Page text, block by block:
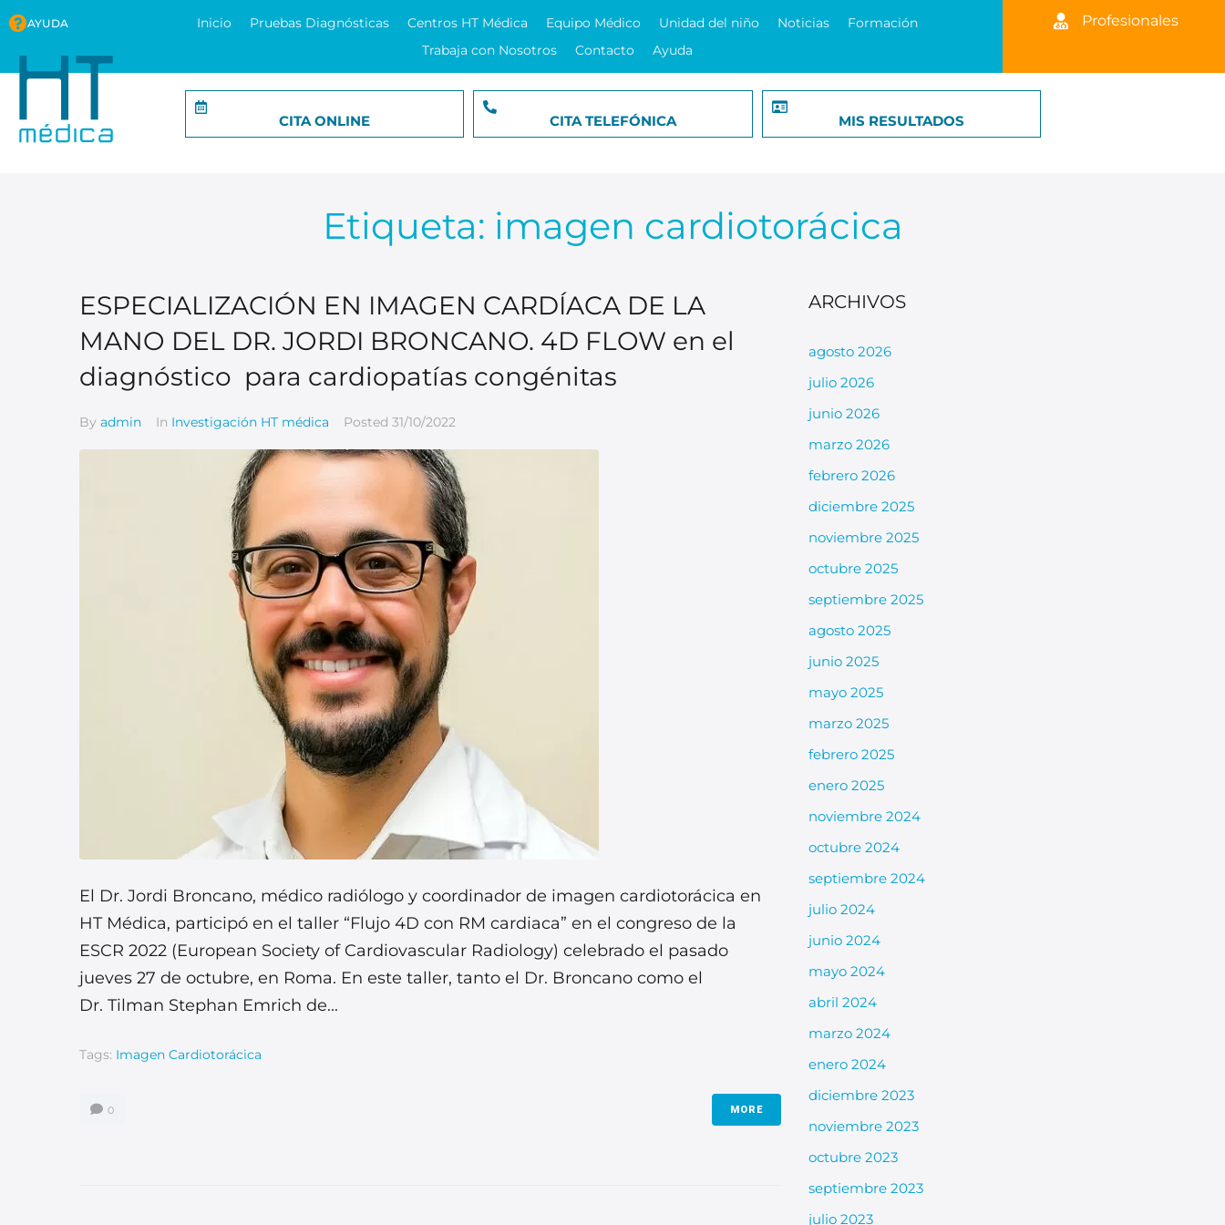
AYUDA Inicio Pruebas Diagnósticas Centros HT Médica Equipo Médico Unidad del niño Noticias
Formación
Trabaja con Nosotros
Contacto Ayuda
Profesionales
CITA ONLINE CITA TELEFÓNICA MIS RESULTADOS
Etiqueta: imagen cardiotorácica
ESPECIALIZACIÓN EN IMAGEN CARDÍACA DE LA
MANO DEL DR. JORDI BRONCANO. 4D FLOW en el
diagnóstico para cardiopatías congénitas​
By admin In Investigación HT médica Posted 31/10/2022
El Dr. Jordi Broncano, médico radiólogo y coordinador de imagen cardiotorácica en
HT Médica, participó en el taller “Flujo 4D con RM cardiaca” en el congreso de la
ESCR 2022 (European Society of Cardiovascular Radiology) celebrado el pasado
jueves 27 de octubre, en Roma.​ En este taller, tanto el Dr. Broncano como el
Dr. Tilman Stephan Emrich de...
Tags: Imagen Cardiotorácica
0 MORE
ARCHIVOS
agosto 2026
julio 2026
junio 2026
marzo 2026
febrero 2026
diciembre 2025
noviembre 2025
octubre 2025
septiembre 2025
agosto 2025
junio 2025
mayo 2025
marzo 2025
febrero 2025
enero 2025
noviembre 2024
octubre 2024
septiembre 2024
julio 2024
junio 2024
mayo 2024
abril 2024
marzo 2024
enero 2024
diciembre 2023
noviembre 2023
octubre 2023
septiembre 2023
julio 2023